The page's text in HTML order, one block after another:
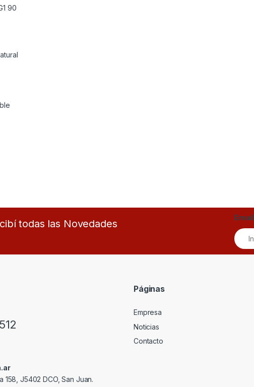
90
todas las Novedades
Email
J5402 DCO, San Juan.
Páginas
Empresa
Noticias
Contacto